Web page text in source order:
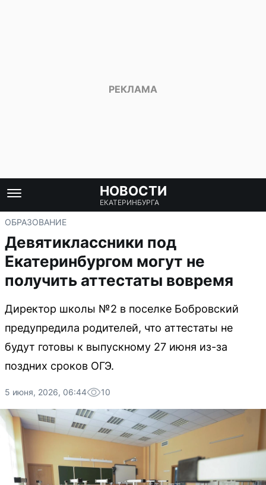
НОВОСТИ
ЕКАТЕРИНБУРГА
ОБРАЗОВАНИЕ
Девятиклассники под
Екатеринбургом могут не
получить аттестаты вовремя
Директор школы №2 в поселке Бобровский
предупредила родителей, что аттестаты не
будут готовы к выпускному 27 июня из-за
поздних сроков ОГЭ.
5 июня, 2026, 06:44 10